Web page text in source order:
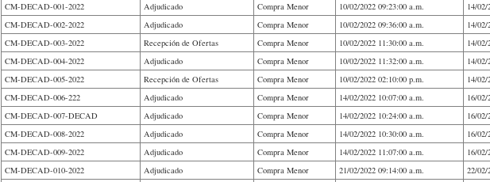
CM-DECAD-001-2022
Adjudicado Compra Menor 10/02/2022 09:23:00 a.m. 14/
CM-DECAD-002-2022
Adjudicado Compra Menor 10/02/2022 09:36:00 a.m. 14/
CM-DECAD-003-2022
Recepción de Ofertas Compra Menor 10/02/2022 11:30:00 a.m. 14/
CM-DECAD-004-2022
Adjudicado Compra Menor 10/02/2022 11:32:00 a.m. 14/
CM-DECAD-005-2022
Recepción de Ofertas Compra Menor 10/02/2022 02:10:00 p.m. 14/
CM-DECAD-006-222
Adjudicado Compra Menor 14/02/2022 10:07:00 a.m. 16/
CM-DECAD-007-DECAD
Adjudicado Compra Menor 14/02/2022 10:24:00 a.m. 16/
CM-DECAD-008-2022
Adjudicado Compra Menor 14/02/2022 10:30:00 a.m. 16/
CM-DECAD-009-2022
Adjudicado Compra Menor 14/02/2022 11:07:00 a.m. 16/
CM-DECAD-010-2022
Adjudicado Compra Menor 21/02/2022 09:14:00 a.m. 22/02/